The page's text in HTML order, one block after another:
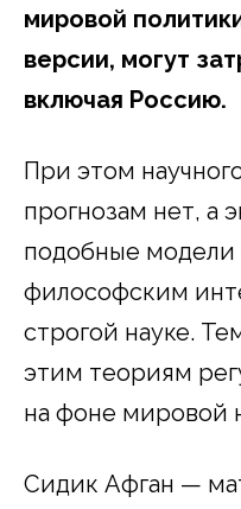
мировой
версии, могут
включая Россию.
При этом
прогнозам нет, а
подобные модели
философским
строгой науке.
этим теориям
на фоне мировой
Сидик Афган —